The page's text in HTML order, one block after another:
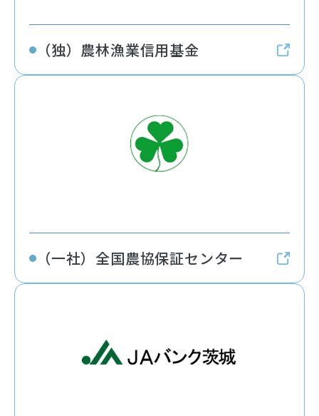
（独）農林漁業信用基金
（一社）全国農協保証センター